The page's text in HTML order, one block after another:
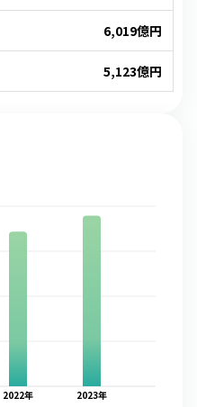
6,019億円
5,123億円
2022年 2023年